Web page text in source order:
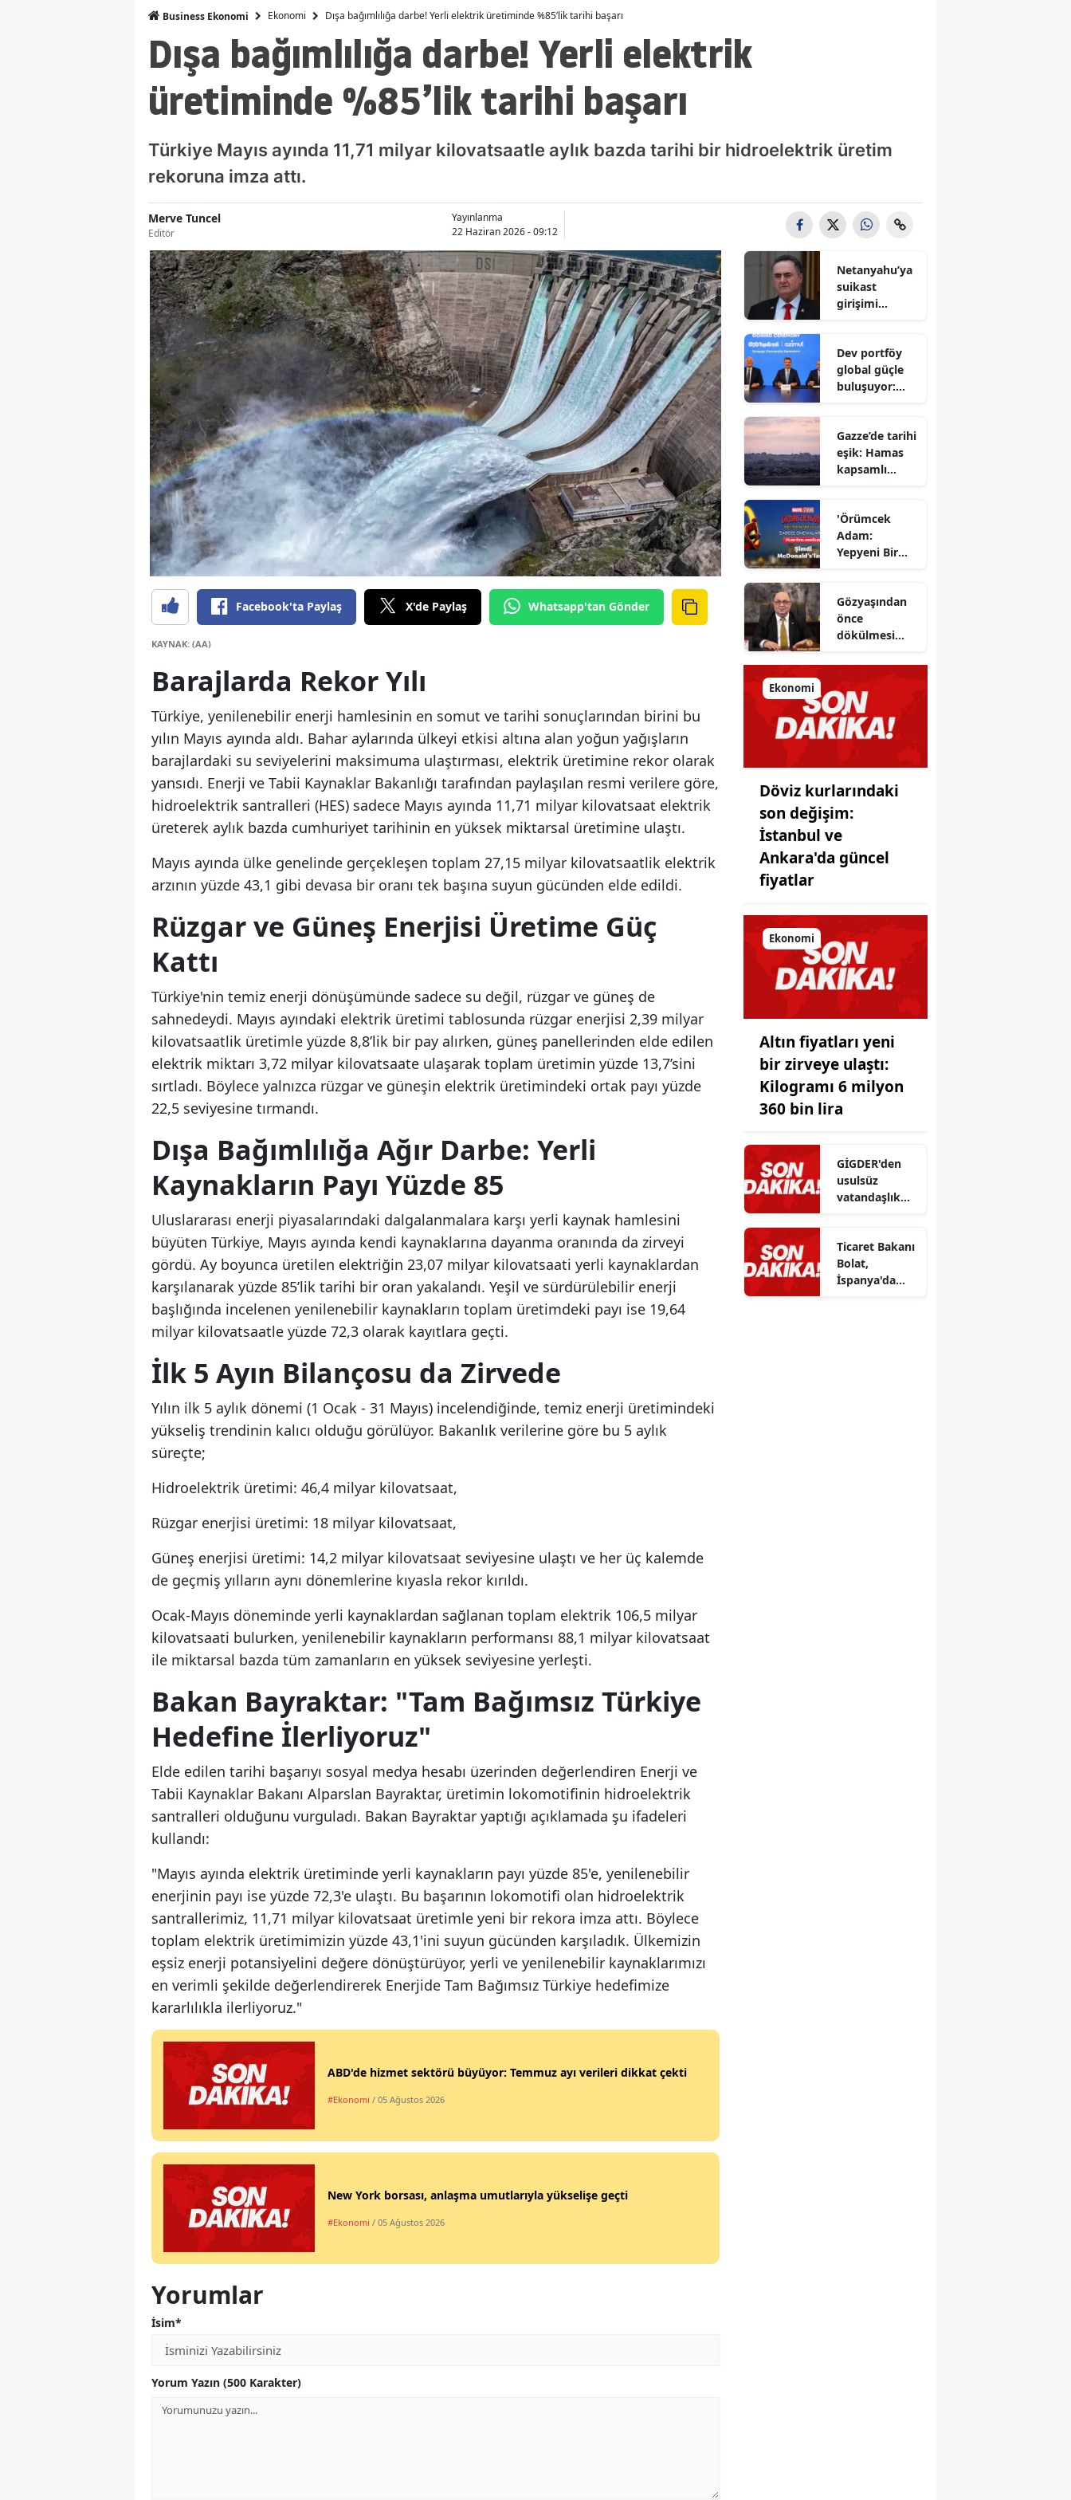
Business Ekonomi Ekonomi Dışa bağımlılığa darbe! Yerli elektrik üretiminde %85’lik tarihi başarı
Dışa bağımlılığa darbe! Yerli elektrik
üretiminde %85’lik tarihi başarı
Türkiye Mayıs ayında 11,71 milyar kilovatsaatle aylık bazda tarihi bir hidroelektrik üretim
rekoruna imza attı.
Merve Tuncel
Editör
Yayınlanma
22 Haziran 2026 - 09:12
Facebook'ta Paylaş X'de Paylaş Whatsapp'tan Gönder
KAYNAK: (AA)
Barajlarda Rekor Yılı
Türkiye, yenilenebilir enerji hamlesinin en somut ve tarihi sonuçlarından birini bu
yılın Mayıs ayında aldı. Bahar aylarında ülkeyi etkisi altına alan yoğun yağışların
barajlardaki su seviyelerini maksimuma ulaştırması, elektrik üretimine rekor olarak
yansıdı. Enerji ve Tabii Kaynaklar Bakanlığı tarafından paylaşılan resmi verilere göre,
hidroelektrik santralleri (HES) sadece Mayıs ayında 11,71 milyar kilovatsaat elektrik
üreterek aylık bazda cumhuriyet tarihinin en yüksek miktarsal üretimine ulaştı.
Mayıs ayında ülke genelinde gerçekleşen toplam 27,15 milyar kilovatsaatlik elektrik
arzının yüzde 43,1 gibi devasa bir oranı tek başına suyun gücünden elde edildi.
Rüzgar ve Güneş Enerjisi Üretime Güç
Kattı
Türkiye'nin temiz enerji dönüşümünde sadece su değil, rüzgar ve güneş de
sahnedeydi. Mayıs ayındaki elektrik üretimi tablosunda rüzgar enerjisi 2,39 milyar
kilovatsaatlik üretimle yüzde 8,8’lik bir pay alırken, güneş panellerinden elde edilen
elektrik miktarı 3,72 milyar kilovatsaate ulaşarak toplam üretimin yüzde 13,7’sini
sırtladı. Böylece yalnızca rüzgar ve güneşin elektrik üretimindeki ortak payı yüzde
22,5 seviyesine tırmandı.
Dışa Bağımlılığa Ağır Darbe: Yerli
Kaynakların Payı Yüzde 85
Uluslararası enerji piyasalarındaki dalgalanmalara karşı yerli kaynak hamlesini
büyüten Türkiye, Mayıs ayında kendi kaynaklarına dayanma oranında da zirveyi
gördü. Ay boyunca üretilen elektriğin 23,07 milyar kilovatsaati yerli kaynaklardan
karşılanarak yüzde 85’lik tarihi bir oran yakalandı. Yeşil ve sürdürülebilir enerji
başlığında incelenen yenilenebilir kaynakların toplam üretimdeki payı ise 19,64
milyar kilovatsaatle yüzde 72,3 olarak kayıtlara geçti.
İlk 5 Ayın Bilançosu da Zirvede
Yılın ilk 5 aylık dönemi (1 Ocak - 31 Mayıs) incelendiğinde, temiz enerji üretimindeki
yükseliş trendinin kalıcı olduğu görülüyor. Bakanlık verilerine göre bu 5 aylık
süreçte;
Hidroelektrik üretimi: 46,4 milyar kilovatsaat,
Rüzgar enerjisi üretimi: 18 milyar kilovatsaat,
Güneş enerjisi üretimi: 14,2 milyar kilovatsaat seviyesine ulaştı ve her üç kalemde
de geçmiş yılların aynı dönemlerine kıyasla rekor kırıldı.
Ocak-Mayıs döneminde yerli kaynaklardan sağlanan toplam elektrik 106,5 milyar
kilovatsaati bulurken, yenilenebilir kaynakların performansı 88,1 milyar kilovatsaat
ile miktarsal bazda tüm zamanların en yüksek seviyesine yerleşti.
Bakan Bayraktar: "Tam Bağımsız Türkiye
Hedefine İlerliyoruz"
Elde edilen tarihi başarıyı sosyal medya hesabı üzerinden değerlendiren Enerji ve
Tabii Kaynaklar Bakanı Alparslan Bayraktar, üretimin lokomotifinin hidroelektrik
santralleri olduğunu vurguladı. Bakan Bayraktar yaptığı açıklamada şu ifadeleri
kullandı:
"Mayıs ayında elektrik üretiminde yerli kaynakların payı yüzde 85'e, yenilenebilir
enerjinin payı ise yüzde 72,3'e ulaştı. Bu başarının lokomotifi olan hidroelektrik
santrallerimiz, 11,71 milyar kilovatsaat üretimle yeni bir rekora imza attı. Böylece
toplam elektrik üretimimizin yüzde 43,1'ini suyun gücünden karşıladık. Ülkemizin
eşsiz enerji potansiyelini değere dönüştürüyor, yerli ve yenilenebilir kaynaklarımızı
en verimli şekilde değerlendirerek Enerjide Tam Bağımsız Türkiye hedefimize
kararlılıkla ilerliyoruz."
ABD'de hizmet sektörü büyüyor: Temmuz ayı verileri dikkat çekti
#Ekonomi / 05 Ağustos 2026
New York borsası, anlaşma umutlarıyla yükselişe geçti
#Ekonomi / 05 Ağustos 2026
Yorumlar
İsim*
Yorum Yazın (500 Karakter)
Netanyahu’ya
suikast
girişimi
Bakanı
gizlenen
detayları
Dev portföy
global güçle
buluşuyor:
sıkıştı
Gazze’de tarihi
eşik: Hamas
kapsamlı
onayladı
'Örümcek
Adam:
Yepyeni Bir
şimdi
McDonald’s
Türkiye’de
Gözyaşından
önce
dökülmesi
Tarihin
milletlerin
önüne
koyduğu
ayna!
Ekonomi
Döviz kurlarındaki
son değişim:
İstanbul ve
Ankara'da güncel
fiyatlar
Ekonomi
Altın fiyatları yeni
bir zirveye ulaştı:
Kilogramı 6 milyon
360 bin lira
GİGDER'den
usulsüz
vatandaşlık
açıklama
Ticaret Bakanı
Bolat,
İspanya'da